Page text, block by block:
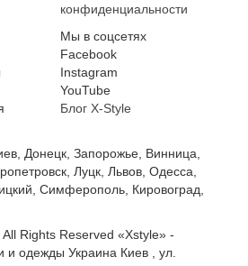
конфиденциальности
Мы в соцсетях
Facebook
Instagram
YouTube
Блог X-Style
Донецк, Запорожье, Винница,
Луцк, Львов, Одесса,
Симферополь, Кировоград,
Rights Reserved «Xstyle» -
и одежды Украина Киев , ул.